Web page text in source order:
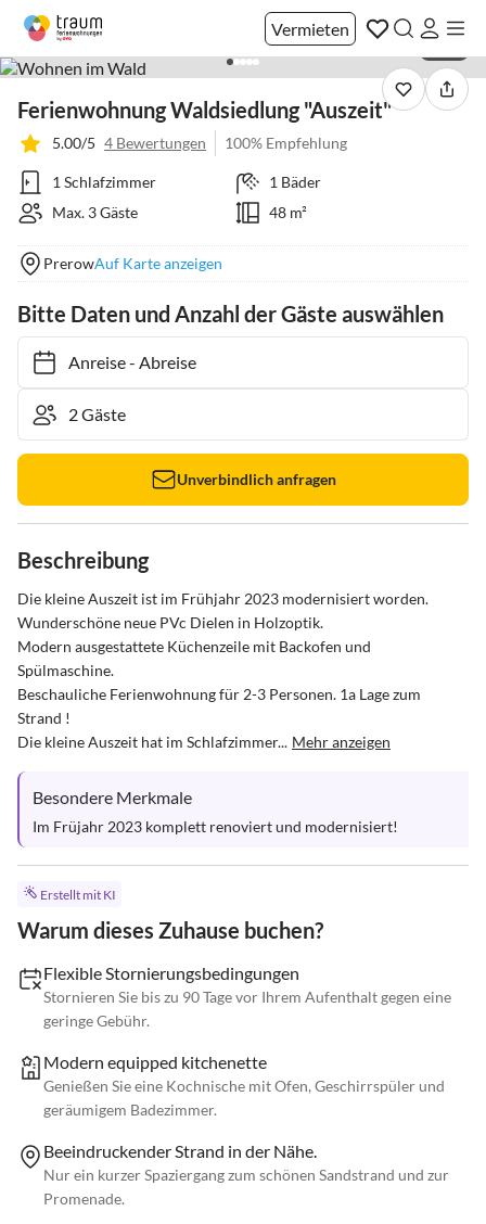
Vermieten
Ferienwohnung Waldsiedlung "Auszeit"
5.00/5 4 Bewertungen 100% Empfehlung
1 Schlafzimmer
1 Bäder
Max. 3 Gäste
48 m²
PrerowAuf Karte anzeigen
Bitte Daten und Anzahl der Gäste auswählen
Anreise- Abreise
Unverbindlich anfragen
Beschreibung
Die kleine Auszeit ist im Frühjahr 2023 modernisiert worden.
Wunderschöne neue PVc Dielen in Holzoptik.
Modern ausgestattete Küchenzeile mit Backofen und
Spülmaschine.
Beschauliche Ferienwohnung für 2-3 Personen. 1a Lage zum
Strand !
Die kleine Auszeit hat im Schlafzimmer... Mehr anzeigen
Besondere Merkmale
Im Früjahr 2023 komplett renoviert und modernisiert!
Erstellt mit KI
Warum dieses Zuhause buchen?
Flexible Stornierungsbedingungen
Stornieren Sie bis zu 90 Tage vor Ihrem Aufenthalt gegen eine
geringe Gebühr.
Modern equipped kitchenette
Genießen Sie eine Kochnische mit Ofen, Geschirrspüler und
geräumigem Badezimmer.
Beeindruckender Strand in der Nähe.
Nur ein kurzer Spaziergang zum schönen Sandstrand und zur
Promenade.